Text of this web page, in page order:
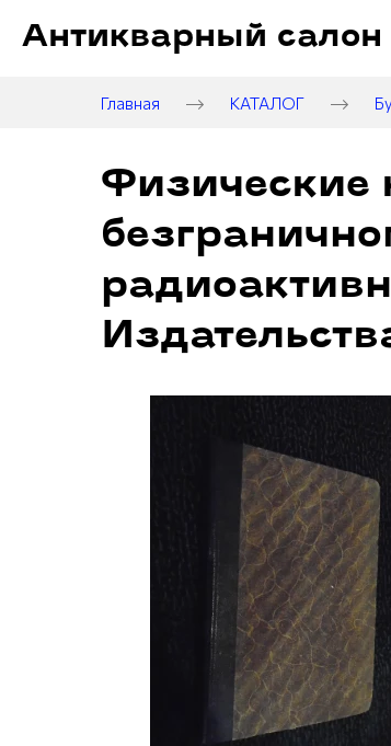
Антикварный салон
Главная КАТАЛОГ
Физические